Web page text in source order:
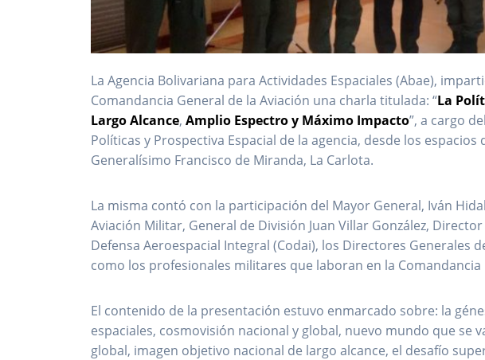
La Agencia Bolivariana para Actividades Espaciales (Abae),
Comandancia General de la Aviación una charla titulada: “La
Largo Alcance,Amplio Espectro y Máximo Impacto”, a cargo
Políticas y Prospectiva Espacial de la agencia, desde los
Generalísimo Francisco de Miranda, La Carlota.
La misma contó con la participación del Mayor General, Iván
Aviación Militar, General de División Juan Villar González,
Defensa Aeroespacial Integral (Codai), los Directores Generales
como los profesionales militares que laboran en la Comandancia
El contenido de la presentación estuvo enmarcado sobre: la
espaciales, cosmovisión nacional y global, nuevo mundo que se
global, imagen objetivo nacional de largo alcance, el desafío